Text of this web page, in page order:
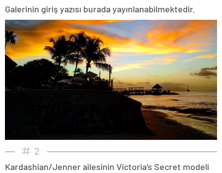
Galerinin giriş yazısı burada yayınlanabilmektedir.
2
Kardashian/Jenner ailesinin Victoria’s Secret modeli